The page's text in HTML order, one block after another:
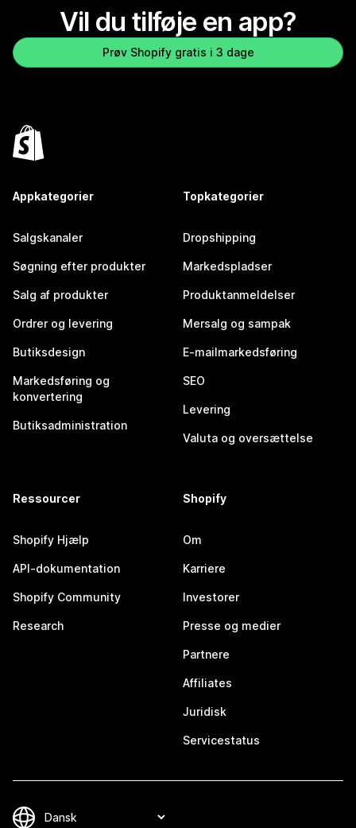
Vil du tilføje en app?
Prøv Shopify gratis i 3 dage
Appkategorier
Salgskanaler
Søgning efter produkter
Salg af produkter
Ordrer og levering
Butiksdesign
Markedsføring og
konvertering
Butiksadministration
Topkategorier
Dropshipping
Markedspladser
Produktanmeldelser
Mersalg og sampak
E-mailmarkedsføring
SEO
Levering
Valuta og oversættelse
Ressourcer
Shopify Hjælp
API-dokumentation
Shopify Community
Research
Shopify
Om
Karriere
Investorer
Presse og medier
Partnere
Affiliates
Juridisk
Servicestatus